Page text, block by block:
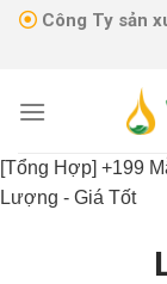
Skip Công Ty sản
[Tổng Hợp] +199
Lượng - Giá Tốt